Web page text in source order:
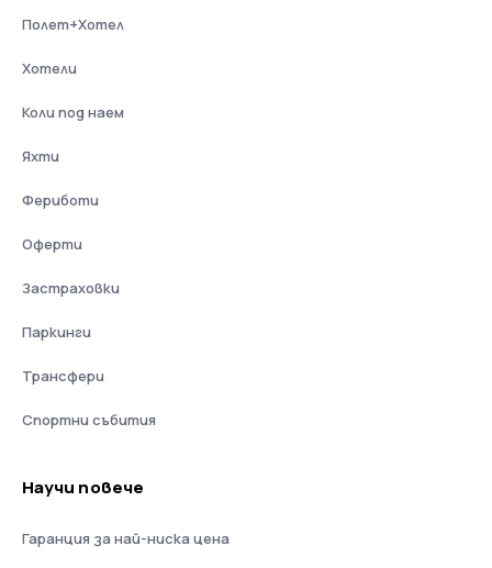
Полет+Хотел
Хотели
Коли под наем
Яхти
Фериботи
Оферти
Застраховки
Паркинги
Трансфери
Спортни събития
Научи повече
Гаранция за най-ниска цена